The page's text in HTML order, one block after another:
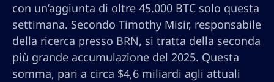
con un’aggiunta di oltre 45.000 BTC solo questa
settimana. Secondo Timothy Misir, responsabile
della ricerca presso BRN, si tratta della seconda
più grande accumulazione del 2025. Questa
somma, pari a circa $4,6 miliardi agli attuali